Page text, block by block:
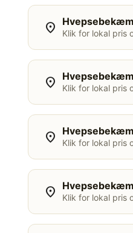
location_on Klik for lokal pris
location_on Klik for lokal pris
location_on Klik for lokal pris
location_on Klik for lokal pris